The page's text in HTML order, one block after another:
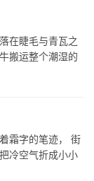
在睫毛与青瓦之
搬运整个潮湿的
霜字的笔迹， 街
冷空气折成小小